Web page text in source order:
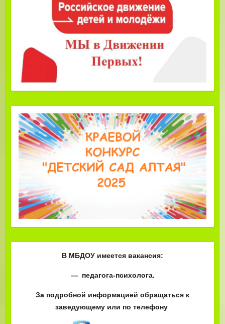
В МБДОУ имеется вакансия:
— педагога-психолога.
За подробной информацией обращаться к
заведующему или по телефону